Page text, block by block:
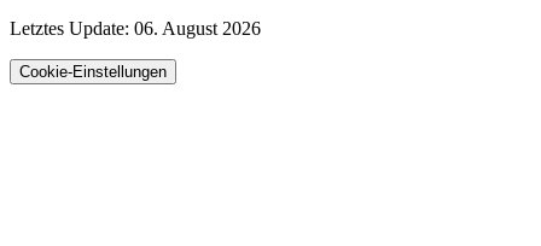
Letztes Update: 06. August 2026
Cookie-Einstellungen